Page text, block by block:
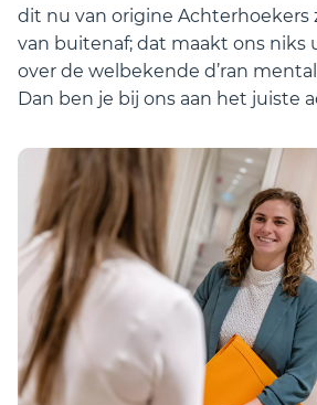
dit nu van origine Achterhoekers
van buitenaf; dat maakt ons niks
over de welbekende d’ran
Dan ben je bij ons aan het juiste